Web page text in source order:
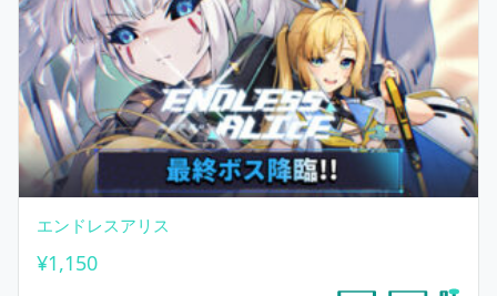
エンドレスアリス
¥1,150